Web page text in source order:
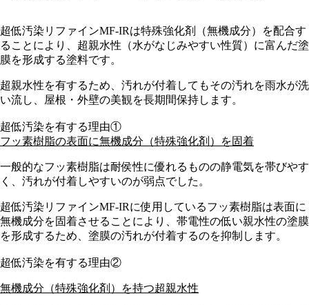
超低汚染リファインMF-IRは特殊強化剤（無機成分）を配合す
ることにより、超親水性（水がなじみやすい性質）に富んだ塗
膜を形成する塗料です。
超親水性を有するため、汚れが付着してもその汚れを雨水が洗
い流し、屋根・外壁の美観を長期間保持します。
超低汚染を有する理由①
フッ素樹脂の表面に無機成分（特殊強化剤）を固着
一般的なフッ素樹脂は耐侯性に優れるものの静電気を帯びやす
く、汚れが付着しやすいのが弱点でした。
超低汚染リファインMF-IRに使用しているフッ素樹脂は表面に
無機成分を固着させることにより、帯電性の低い親水性の塗膜
を形成するため、塗膜の汚れが付着するのを抑制します。
超低汚染を有する理由②
無機成分（特殊強化剤）を持つ超親水性